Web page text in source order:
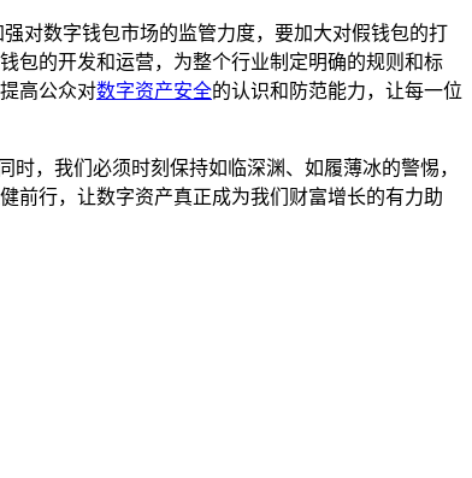
对数字钱包市场的监管力度，要加大对假钱包的打
包的开发和运营，为整个行业制定明确的规则和标
高公众对数字资产安全的认识和防范能力，让每一位
，我们必须时刻保持如临深渊、如履薄冰的警惕，
前行，让数字资产真正成为我们财富增长的有力助